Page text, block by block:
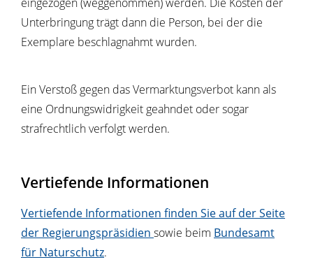
Unterbringung trägt dann die Person, bei der die
Exemplare beschlagnahmt wurden.
Ein Verstoß gegen das Vermarktungsverbot kann als
eine Ordnungswidrigkeit geahndet oder sogar
strafrechtlich verfolgt werden.
Vertiefende Informationen
Vertiefende Informationen finden Sie auf der Seite
der Regierungspräsidien sowie beim Bundesamt
für Naturschutz.